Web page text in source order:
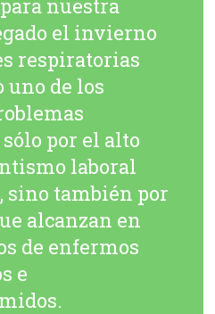
nuestra
el invierno
respiratorias
uno de los
por el alto
laboral
sino también por
alcanzan en
de enfermos
e